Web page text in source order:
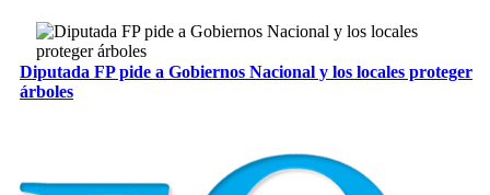
Diputada FP pide a Gobiernos Nacional y los locales proteger
árboles